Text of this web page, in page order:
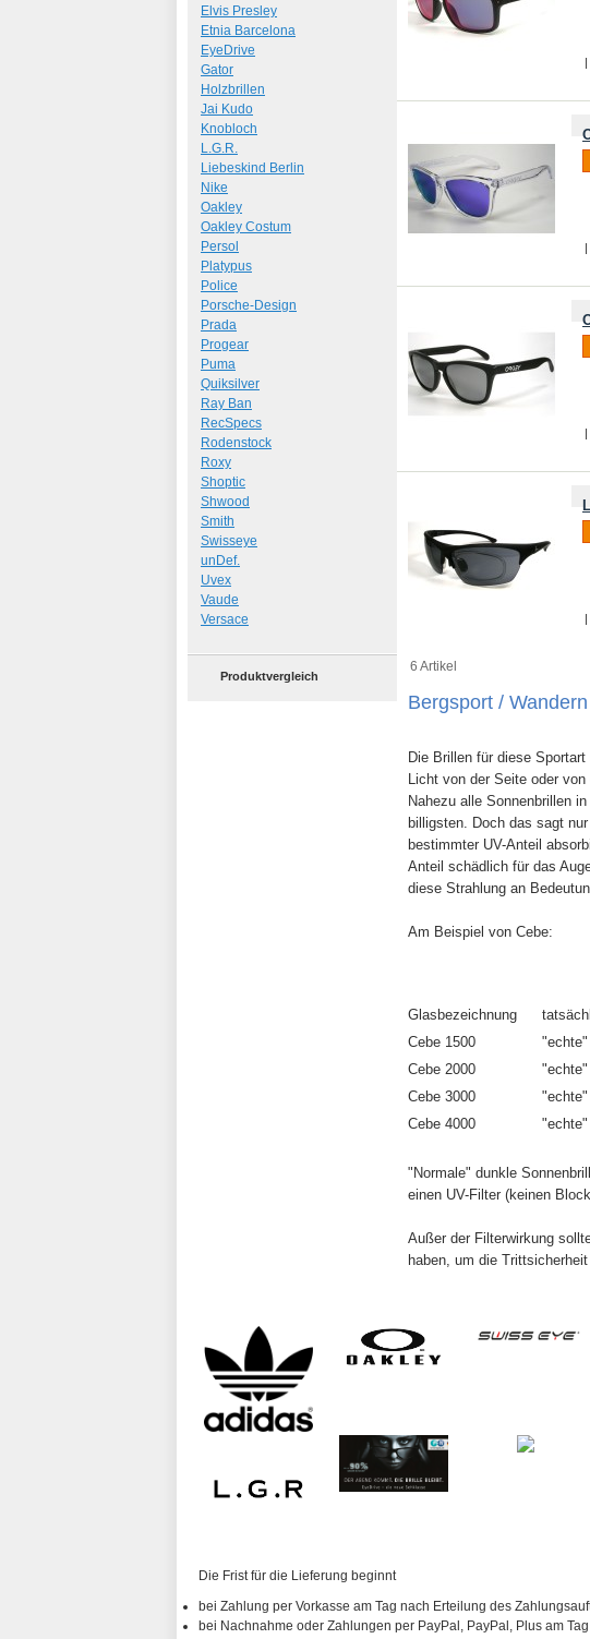
|
|
|
|
6 Artikel
Bergsport / Wandern
Die Brillen für diese
Licht von der Seite oder
Nahezu alle Sonnenbrillen
billigsten. Doch das sagt
bestimmter UV-Anteil
Anteil schädlich für das
diese Strahlung an
Am Beispiel von Cebe:
Glasbezeichnung
Cebe 1500
Cebe 2000
"echte"
Cebe 3000
"echte"
Cebe 4000
"echte"
"Normale" dunkle
einen UV-Filter (keinen
Außer der Filterwirkung
haben, um die
Elvis Presley
Etnia Barcelona
EyeDrive
Gator
Holzbrillen
Jai Kudo
Knobloch
L.G.R.
Liebeskind Berlin
Nike
Oakley
Oakley Costum
Persol
Platypus
Police
Porsche-Design
Prada
Progear
Puma
Quiksilver
Ray Ban
RecSpecs
Rodenstock
Roxy
Shoptic
Shwood
Smith
Swisseye
unDef.
Uvex
Vaude
Versace
Produktvergleich
Die Frist für die Lieferung beginnt
bei Zahlung per Vorkasse am Tag nach Erteilung des
bei Nachnahme oder Zahlungen per PayPal, PayPal, Plus am